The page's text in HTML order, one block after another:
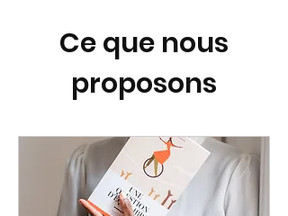
Ce que nous
proposons